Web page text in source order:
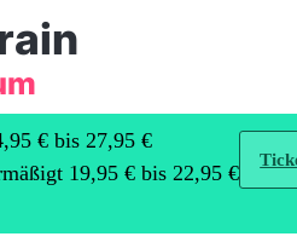
€ bis 27,95 €
19,95 € bis 22,95 €